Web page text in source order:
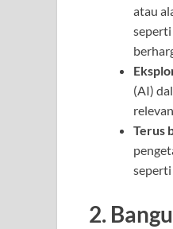
atau
seperti
(AI)
Terus
seperti
2.